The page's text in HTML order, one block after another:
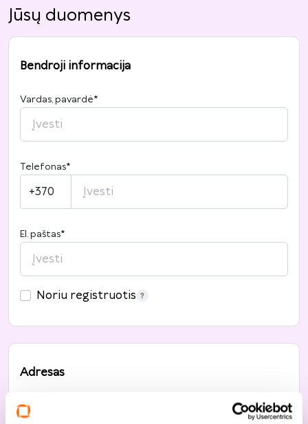
Jūsų duomenys
Bendroji informacija
Vardas, pavardė*
Telefonas*
+370
El. paštas*
Noriu registruotis
Adresas
Šalis